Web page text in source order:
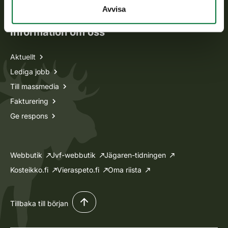
Avvisa
Information om oss
Aktuellt
Lediga jobb
Till massmedia
Fakturering
Ge respons
Webbutik Jvf-webbutik
Jägaren-tidningen
Kosteikko.fi
Vieraspeto.fi Oma riista
Tillbaka till början